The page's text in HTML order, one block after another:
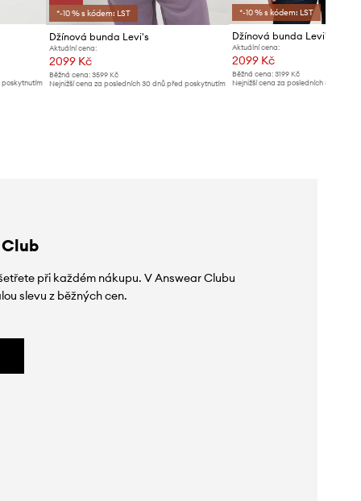
poskytnutím
*-10 % s kódem: LST
Džínová bunda Levi's
Aktuální cena:
2099 Kč
Běžná cena:3599 Kč
Nejnižší cena za posledních 30 dnů před poskytnutím
*-10 % s kódem: LST
Džínová bunda Levi's
Aktuální cena:
2099 Kč
Běžná cena: 3199 Kč
Nejnižší cena za posledních 30 dnů
při každém nákupu. V Answear Clubu
slevu z běžných cen.